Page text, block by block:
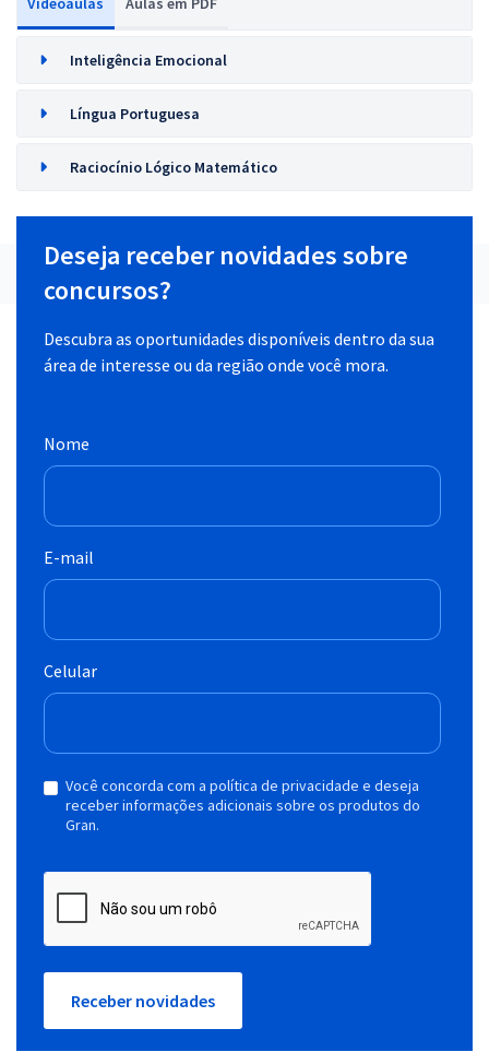
Inteligência Emocional
Língua Portuguesa
Raciocínio Lógico Matemático
Deseja receber novidades sobre
concursos?
Descubra as oportunidades disponíveis dentro da sua
área de interesse ou da região onde você mora.
Nome
E-mail
Celular
Você concorda com a política de privacidade e deseja
receber informações adicionais sobre os produtos do
Gran.
Receber novidades